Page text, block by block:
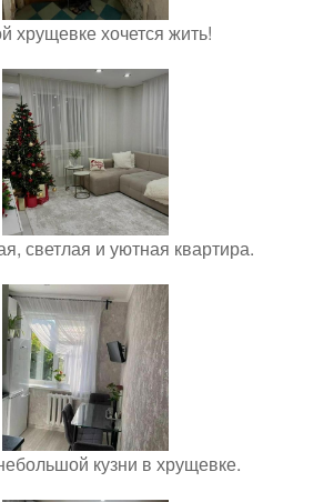
хрущевке хочется жить!
светлая и уютная квартира.
кузни в хрущевке.